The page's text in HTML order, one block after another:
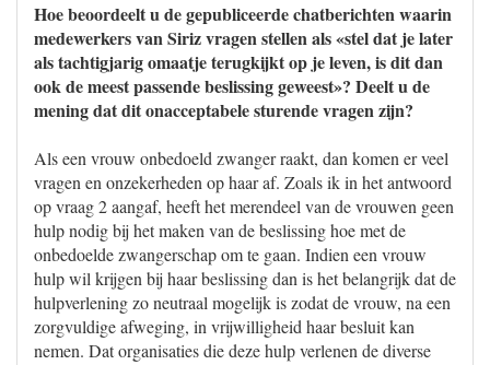
Hoe beoordeelt u de gepubliceerde chatberichten waarin
medewerkers van Siriz vragen stellen als «stel dat je later
als tachtigjarig omaatje terugkijkt op je leven, is dit dan
ook de meest passende beslissing geweest»? Deelt u de
mening dat dit onacceptabele sturende vragen zijn?
Als een vrouw onbedoeld zwanger raakt, dan komen er veel
vragen en onzekerheden op haar af. Zoals ik in het antwoord
op vraag 2 aangaf, heeft het merendeel van de vrouwen geen
hulp nodig bij het maken van de beslissing hoe met de
onbedoelde zwangerschap om te gaan. Indien een vrouw
hulp wil krijgen bij haar beslissing dan is het belangrijk dat de
hulpverlening zo neutraal mogelijk is zodat de vrouw, na een
zorgvuldige afweging, in vrijwilligheid haar besluit kan
nemen. Dat organisaties die deze hulp verlenen de diverse